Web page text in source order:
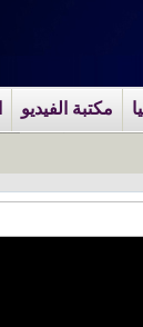
مكتبة الفيديو